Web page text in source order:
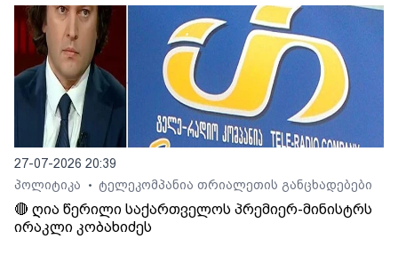
27-07-2026 20:39
პოლიტიკა
• ტელეკომპანია თრიალეთის განცხადებები
🔴 ღია წერილი საქართველოს პრემიერ-მინისტრს
ირაკლი კობახიძეს